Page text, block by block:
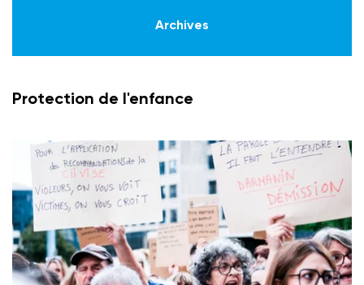
Archives
Protection de l'enfance